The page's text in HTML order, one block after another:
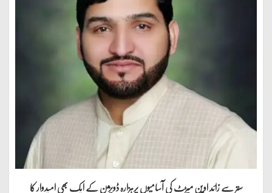
ستر سے زائد اوپن میڑٹ کی آسامیوں پرہزارہ ڈویژن کے ایک بھی امیدوار کا